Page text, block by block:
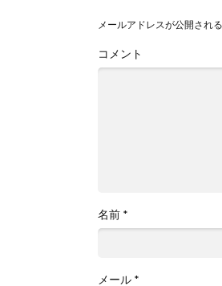
メールアドレスが公開され
コメント
名前 *
メール *